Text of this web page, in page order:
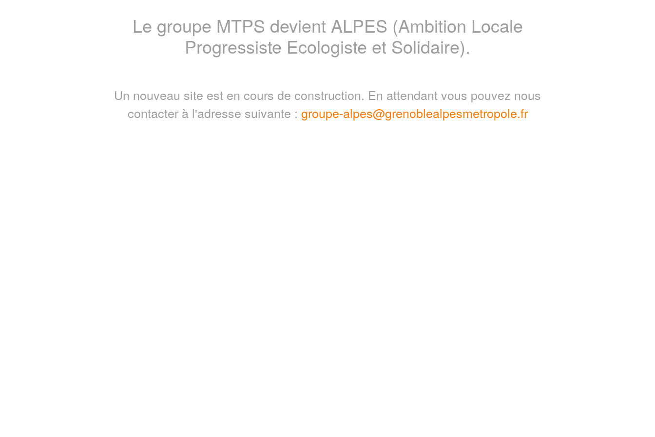
Le groupe MTPS devient ALPES (Ambition Locale
Progressiste Ecologiste et Solidaire).
Un nouveau site est en cours de construction. En attendant vous pouvez nous
contacter à l'adresse suivante : groupe-alpes@grenoblealpesmetropole.fr